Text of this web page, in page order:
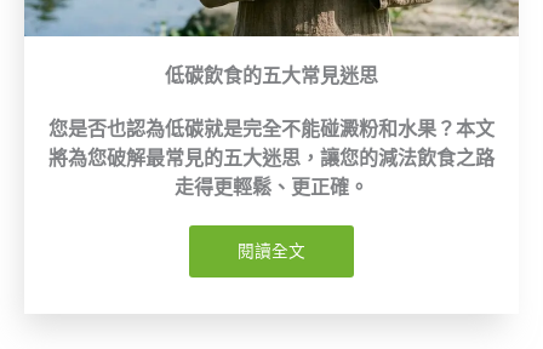
低碳飲食的五大常見迷思
您是否也認為低碳就是完全不能碰澱粉和水果？本文
將為您破解最常見的五大迷思，讓您的減法飲食之路
走得更輕鬆、更正確。
閱讀全文